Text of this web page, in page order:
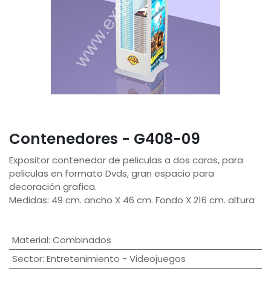
Contenedores - G408-09
Expositor contenedor de peliculas a dos caras, para
peliculas en formato Dvds, gran espacio para
decoración grafica.
Medidas: 49 cm. ancho X 46 cm. Fondo X 216 cm. altura
Material: Combinados
Sector: Entretenimiento - Videojuegos